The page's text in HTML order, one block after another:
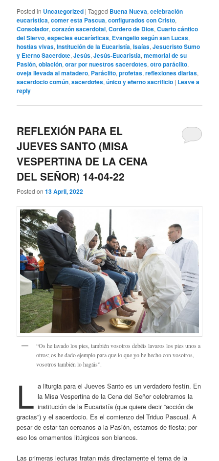
Posted in Uncategorized |Tagged Buena Nueva,celebración
eucarística,comer esta Pascua,configurados con Cristo,
Consolador,corazón sacerdotal,Cordero de Dios,Cuarto cántico
del Siervo,especies eucarísticas, Evangelio según san Lucas,
hostias vivas,Institución de la Eucaristía,Isaías,Jesucristo Sumo
y Eterno Sacerdote,Jesús,Jesús-Eucaristía,memorial de su
Pasión,oblación,orar por nuestros sacerdotes,otro paráclito,
oveja llevada al matadero, Paráclito,profetas,reflexiones diarias,
sacerdocio común,sacerdotes,único y eterno sacrificio | Leave a
reply
REFLEXIÓN PARA EL
JUEVES SANTO (MISA
VESPERTINA DE LA CENA
DEL SEÑOR) 14-04-22
Posted on13 April, 2022
“Os he lavado los pies, también vosotros debéis lavaros los pies unos a
otros; os he dado ejemplo para que lo que yo he hecho con vosotros,
vosotros también lo hagáis”.
L a liturgia para el Jueves Santo es un verdadero festín. En
la Misa Vespertina de la Cena del Señor celebramos la
institución de la Eucaristía (que quiere decir “acción de
gracias”) y el sacerdocio. Es el comienzo del Triduo Pascual. A
pesar de estar tan cercanos a la Pasión, estamos de fiesta; por
eso los ornamentos litúrgicos son blancos.
Las primeras lecturas tratan más directamente el tema de la